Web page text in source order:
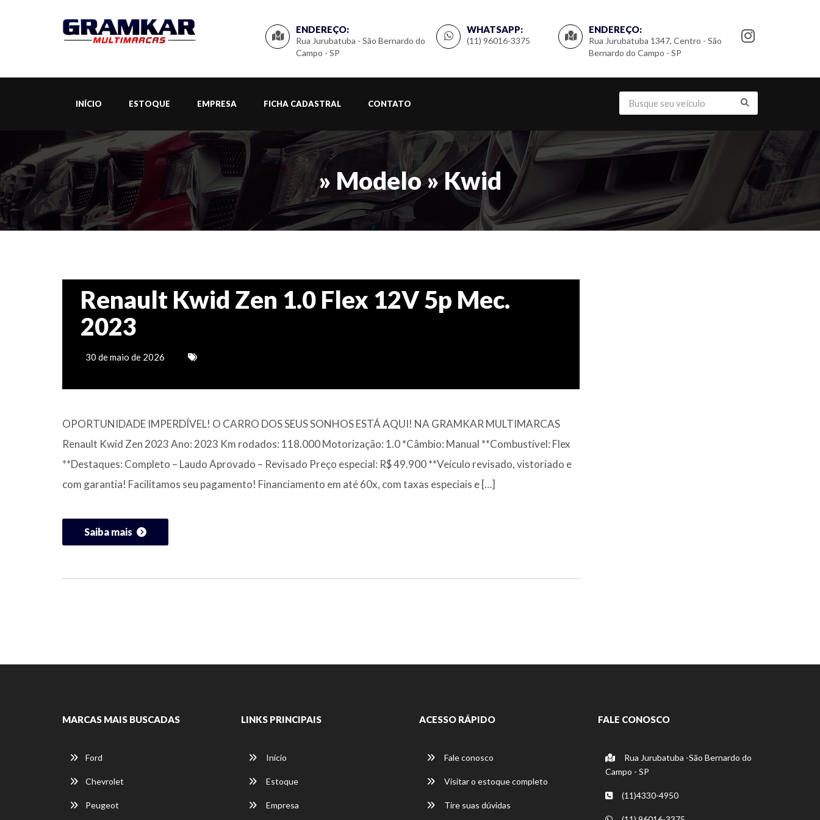
ENDEREÇO:
Rua Jurubatuba 1347, Centro - São
Bernardo do Campo - SP
WHATSAPP:
(11) 96016-3375
ENDEREÇO:
Rua Jurubatuba - São Bernardo do
Campo - SP
INÍCIO ESTOQUE EMPRESA FICHA CADASTRAL CONTATO
» Modelo » Kwid
Renault Kwid Zen 1.0 Flex 12V 5p Mec.
2023
30 de maio de 2026
OPORTUNIDADE IMPERDÍVEL! O CARRO DOS SEUS SONHOS ESTÁ AQUI! NA GRAMKAR MULTIMARCAS
Renault Kwid Zen 2023 Ano: 2023 Km rodados: 118.000 Motorização: 1.0 *Câmbio: Manual **Combustível: Flex
**Destaques: Completo – Laudo Aprovado – Revisado Preço especial: R$ 49.900 **Veículo revisado, vistoriado e
com garantia! Facilitamos seu pagamento! Financiamento em até 60x, com taxas especiais e […]
Saiba mais
MARCAS MAIS BUSCADAS
Ford
Chevrolet
Peugeot
LINKS PRINCIPAIS
Início
Estoque
Empresa
ACESSO RÁPIDO
Fale conosco
Visitar o estoque completo
Tire suas dúvidas
FALE CONOSCO
Rua Jurubatuba -São Bernardo do
Campo - SP
(11)4330-4950